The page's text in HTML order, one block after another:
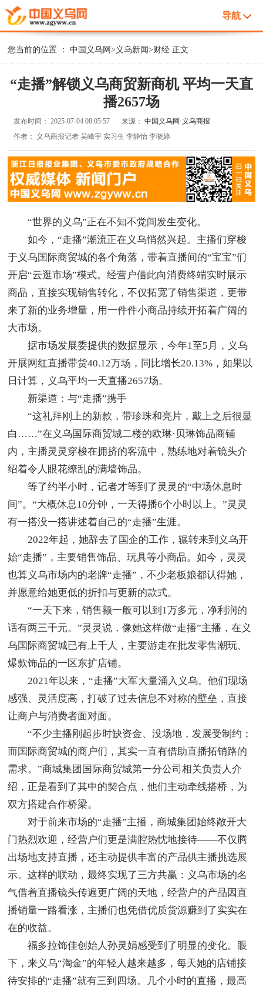
导航
您当前的位置 ：中国义乌网> 义乌新闻>财经 正文
“走播”解锁义乌商贸新商机 平均一天直
播2657场
发布时间：2025-07-04 08:05:57 来源：中国义乌网·义乌商报
作者：
义乌商报记者 吴峰宇 实习生 李静怡 李晓婷
“世界的义乌”正在不知不觉间发生变化。
如今，“走播”潮流正在义乌悄然兴起。主播们穿梭
于义乌国际商贸城的各个角落，带着直播间的“宝宝”们
开启“云逛市场”模式。经营户借此向消费终端实时展示
商品，直接实现销售转化，不仅拓宽了销售渠道，更带
来了新的业务增量，用一件件小商品持续开拓着广阔的
大市场。
据市场发展委提供的数据显示，今年1至5月，义乌
开展网红直播带货40.12万场，同比增长20.13%，如果以
日计算，义乌平均一天直播2657场。
新渠道：与“走播”携手
“这礼拜刚上的新款，带珍珠和亮片，戴上之后很显
白……”在义乌国际商贸城二楼的欧琳·贝琳饰品商铺
内，主播灵灵穿梭在拥挤的客流中，熟练地对着镜头介
绍着令人眼花缭乱的满墙饰品。
等了约半小时，记者才等到了灵灵的“中场休息时
间”。“大概休息10分钟，一天得播6个小时以上。”灵灵
有一搭没一搭讲述着自己的“走播”生涯。
2022年起，她辞去了国企的工作，辗转来到义乌开
始“走播”，主要销售饰品、玩具等小商品。如今，灵灵
也算义乌市场内的老牌“走播”，不少老板娘都认得她，
并愿意给她更低的折扣与更新的款式。
“一天下来，销售额一般可以到1万多元，净利润的
话有两三千元。”灵灵说，像她这样做“走播”主播，在义
乌国际商贸城已有上千人，主要游走在批发零售潮玩、
爆款饰品的一区东扩店铺。
2021年以来，“走播”大军大量涌入义乌。他们现场
感强、灵活度高，打破了过去信息不对称的壁垒，直接
让商户与消费者面对面。
“不少主播刚起步时缺资金、没场地，发展受制约；
而国际商贸城的商户们，其实一直有借助直播拓销路的
需求。”商城集团国际商贸城第一分公司相关负责人介
绍，正是看到了其中的契合点，他们主动牵线搭桥，为
双方搭建合作桥梁。
对于前来市场的“走播”主播，商城集团始终敞开大
门热烈欢迎，经营户们更是满腔热忱地接待——不仅腾
出场地支持直播，还主动提供丰富的产品供主播挑选展
示。这样的联动，最终实现了三方共赢：义乌市场的名
气借着直播镜头传遍更广阔的天地，经营户的产品因直
播销量一路看涨，主播们也凭借优质货源赚到了实实在
在的收益。
福多拉饰佳创始人孙灵娟感受到了明显的变化。眼
下，来义乌“淘金”的年轻人越来越多，每天她的店铺接
待安排的“走播”就有三到四场。几个小时的直播，最高